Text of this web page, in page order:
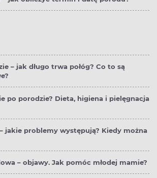
– jak długo trwa połóg? Co to są
po porodzie? Dieta, higiena i pielęgnacja
jakie problemy występują? Kiedy można
– objawy. Jak pomóc młodej mamie?